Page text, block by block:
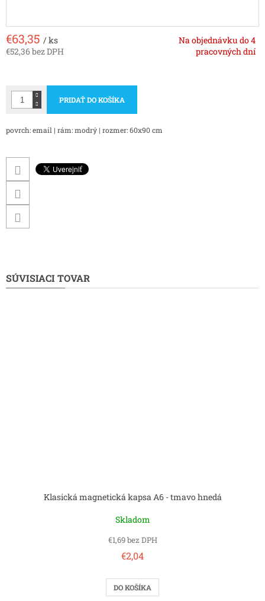
€63,35 / ks
€52,36 bez DPH
Na objednávku do 4
pracovných dní
PRIDAŤ DO KOŠÍKA
povrch: email | rám: modrý | rozmer: 60x90 cm
SÚVISIACI TOVAR
Klasická magnetická kapsa A6 - tmavo hnedá
Skladom
€1,69 bez DPH
€2,04
DO KOŠÍKA